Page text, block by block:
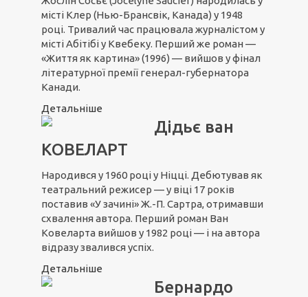
місті Клер (Нью-Брансвік, Канада) у 1948
році. Тривалий час працювала журналістом у
місті Абітібі у Квебеку. Перший же роман —
«Життя як картина» (1996) — вийшов у фінал
літературної премії генерал-губернатора
Канади.
Детальніше
Дідьє ван
КОВЕЛАРТ
Народився у 1960 році у Ніцці. Дебютував як
театральний режисер — у віці 17 років
поставив «У зачині» Ж.-П. Сартра, отримавши
схвалення автора. Перший роман Ван
Ковеларта вийшов у 1982 році — і на автора
відразу звалився успіх.
Детальніше
Бернардо